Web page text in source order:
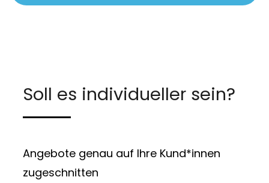
Soll es individueller sein?
Angebote genau auf Ihre Kund*innen
zugeschnitten